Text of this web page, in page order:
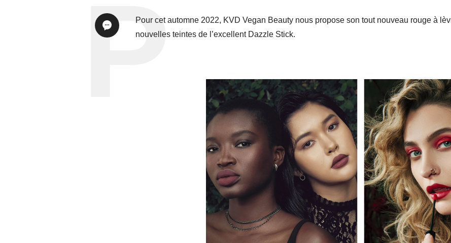
Pour cet automne 2022, KVD Vegan Beauty nous propose son tout nouveau rouge à
nouvelles teintes de l’excellent Dazzle Stick.